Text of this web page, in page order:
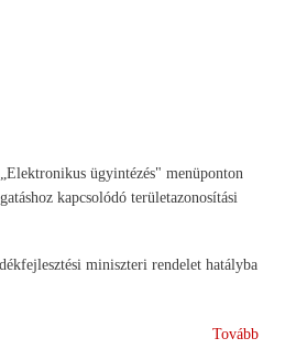
ügyintézés" menüponton
kapcsolódó területazonosítási
miniszteri rendelet hatályba
Tovább